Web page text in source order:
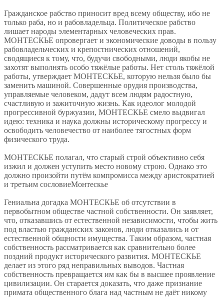
Гражданское рабство приносит вред всему обществу, ибо не
только раба, но и рабовладельца. Политическое рабство
лишает народы элементарных человеческих прав.
МОНТЕСКЬЕ опровергает и экономические доводы в пользу
рабовладельческих и крепостнических отношений,
сводящиеся к тому, что, будучи свободными, люди якобы не
захотят выполнять особо тяжёлые работы. Нет столь тяжёлой
работы, утверждает МОНТЕСКЬЕ, которую нельзя было бы
заменить машиной. Совершенные орудия производства,
управляемые человеком, дадут всем людям радостную,
счастливую и зажиточную жизнь. Как идеолог молодой
прогрессивной буржуазии, МОНТЕСКЬЕ смело выдвигал
идею: техника и наука должны историческому прогрессу и
освободить человечество от наиболее тягостных форм
физического труда.
МОНТЕСКЬЕ полагал, что старый строй объективно себя
изжил и должен уступить место новому строю. Однако это
должно произойти путём компромисса между аристократией
и третьим сословиеМонтескье
Гениальна догадка МОНТЕСКЬЕ об отсутствии в
первобытном обществе частной собственности. Он заявляет,
что, отказавшись от естественной независимости, чтобы жить
под властью гражданских законов, люди отказались и от
естественной общности имущества. Таким образом, частная
собственность рассматривается как сравнительно более
поздний продукт исторического развития. МОНТЕСКЬЕ
делает из этого ряд неправильных выводов. Частная
собственность превращается им как бы в высшее проявление
цивилизации. Он старается доказать, что даже признание
примата общественного блага над частным не даёт никому